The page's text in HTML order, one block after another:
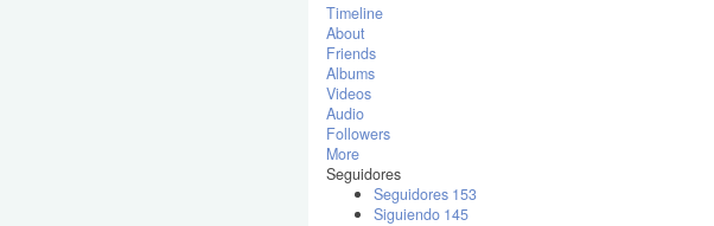
Timeline
About
Friends
Albums
Videos
Audio
Followers
More
Seguidores
Seguidores 153
Siguiendo 145